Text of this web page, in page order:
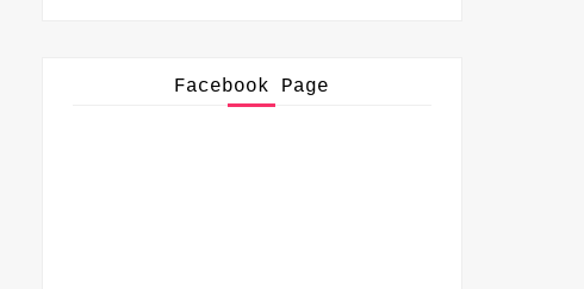
Facebook Page